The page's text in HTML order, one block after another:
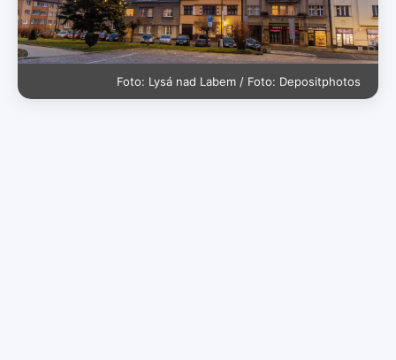
Foto: Lysá nad Labem / Foto: Depositphotos